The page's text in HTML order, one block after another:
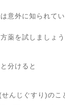
意外に知られて
薬を試しましょう
分けると
んじぐすり)のこ